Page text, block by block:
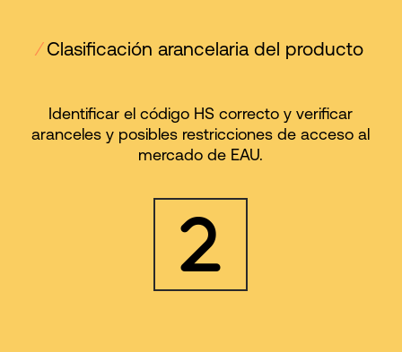
⁄Clasificación arancelaria del producto
Identificar el código HS correcto y verificar
aranceles y posibles restricciones de acceso al
mercado de EAU.